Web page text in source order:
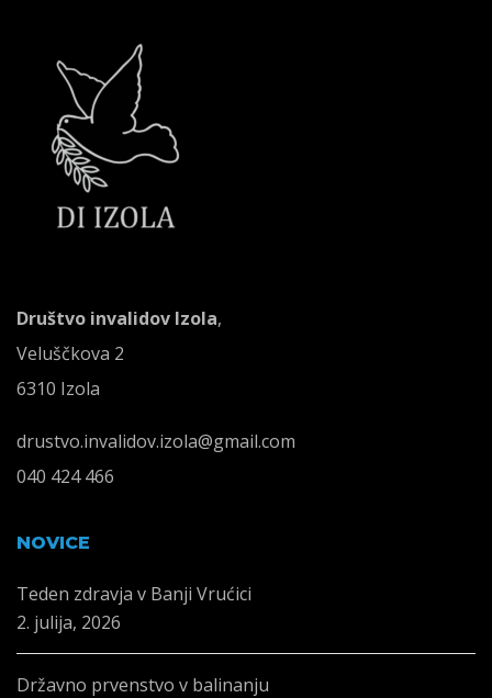
Društvo invalidov Izola,
Veluščkova 2
6310 Izola
drustvo.invalidov.izola@gmail.com
040 424 466
NOVICE
Teden zdravja v Banji Vrućici
2. julija, 2026
Državno prvenstvo v balinanju